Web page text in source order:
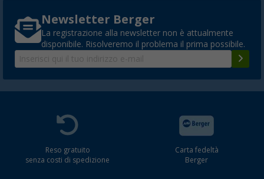
Newsletter Berger
La registrazione alla newsletter non è attualmente
disponibile. Risolveremo il problema il prima possibile.
Reso gratuito
senza costi di spedizione
Carta fedeltà
Berger